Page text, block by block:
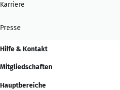
Karriere
Presse
Hilfe & Kontakt
Mitgliedschaften
Hauptbereiche